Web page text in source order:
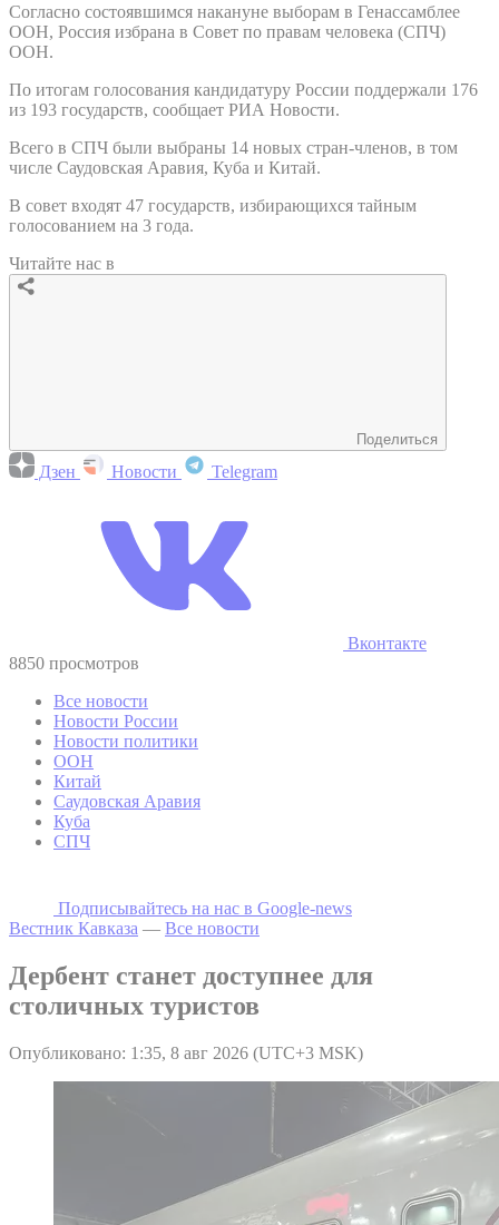
Согласно состоявшимся накануне выборам в Генассамблее
ООН, Россия избрана в Совет по правам человека (СПЧ)
ООН.
По итогам голосования кандидатуру России поддержали 176
из 193 государств, сообщает РИА Новости.
Всего в СПЧ были выбраны 14 новых стран-членов, в том
числе Саудовская Аравия, Куба и Китай.
В совет входят 47 государств, избирающихся тайным
голосованием на 3 года.
Читайте нас в
Поделиться
Дзен Новости Telegram
Вконтакте
8850 просмотров
Все новости
Новости России
Новости политики
ООН
Китай
Саудовская Аравия
Куба
СПЧ
Подписывайтесь на наc в Google-news
Вестник Кавказа — Все новости
Дербент станет доступнее для
столичных туристов
Опубликовано: 1:35, 8 авг 2026 (UTC+3 MSK)